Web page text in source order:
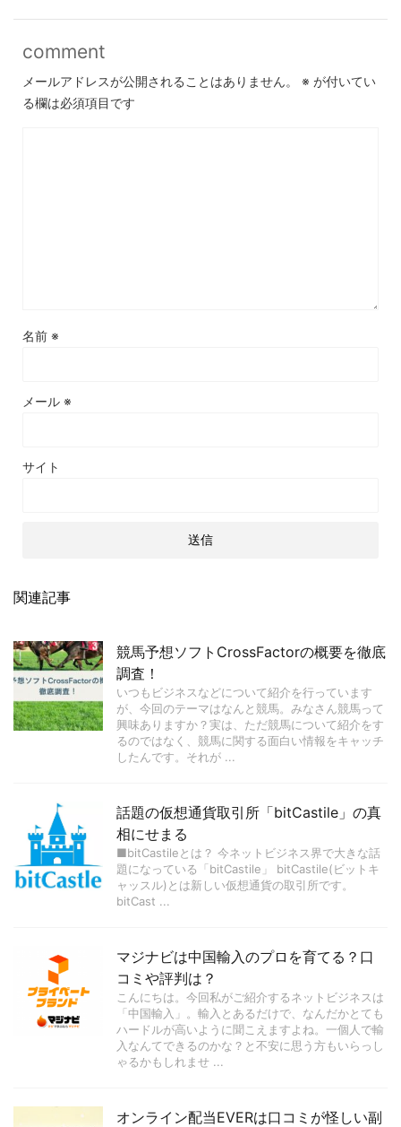
comment
メールアドレスが公開されることはありません。 ※ が付いてい
る欄は必須項目です
名前 ※
メール ※
サイト
関連記事
競馬予想ソフトCrossFactorの概要を徹底
調査！
いつもビジネスなどについて紹介を行っています
が、今回のテーマはなんと競馬。みなさん競馬って
興味ありますか？実は、ただ競馬について紹介をす
るのではなく、競馬に関する面白い情報をキャッチ
したんです。それが ...
話題の仮想通貨取引所「bitCastile」の真
相にせまる
■bitCastileとは？ 今ネットビジネス界で大きな話
題になっている「bitCastile」 bitCastile(ビットキ
ャッスル)とは新しい仮想通貨の取引所です。
bitCast ...
マジナビは中国輸入のプロを育てる？口
コミや評判は？
こんにちは。今回私がご紹介するネットビジネスは
「中国輸入」。輸入とあるだけで、なんだかとても
ハードルが高いように聞こえますよね。一個人で輸
入なんてできるのかな？と不安に思う方もいらっし
ゃるかもしれませ ...
オンライン配当EVERは口コミが怪しい副